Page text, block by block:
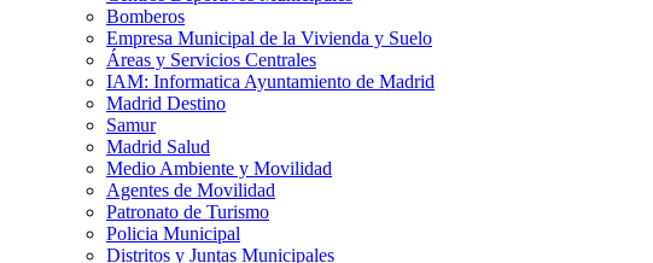
Bomberos
Empresa Municipal de la Vivienda y Suelo
Áreas y Servicios Centrales
IAM: Informatica Ayuntamiento de Madrid
Madrid Destino
Samur
Madrid Salud
Medio Ambiente y Movilidad
Agentes de Movilidad
Patronato de Turismo
Policia Municipal
Distritos y Juntas Municipales